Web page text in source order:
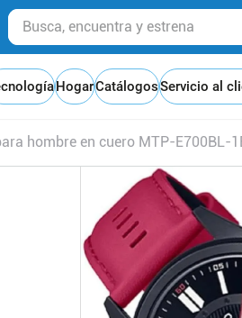
Busca, encuentra y estrena
HogarCatálogosServicio al
hombre en cuero MTP-E700BL-